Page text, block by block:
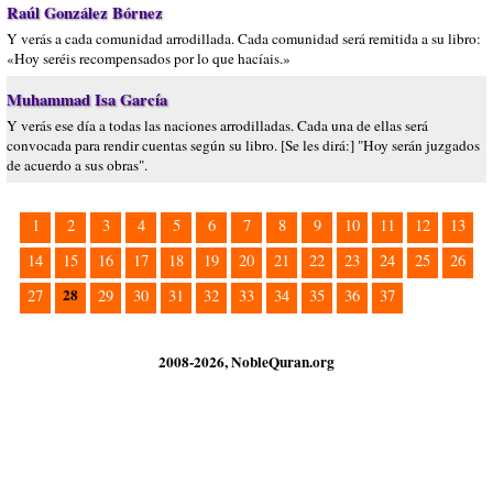
Raúl González Bórnez
Y verás a cada comunidad arrodillada. Cada comunidad será remitida a su libro:
«Hoy seréis recompensados por lo que hacíais.»
Muhammad Isa García
Y verás ese día a todas las naciones arrodilladas. Cada una de ellas será
convocada para rendir cuentas según su libro. [Se les dirá:] "Hoy serán juzgados
de acuerdo a sus obras".
1 2 3 4 5 6 7 8 9 10 11 12
13
14
15 16 17 18 19 20 21 22 23 24 25
26
27
28 29 30 31 32 33 34 35 36 37
2008-2026, NobleQuran.org